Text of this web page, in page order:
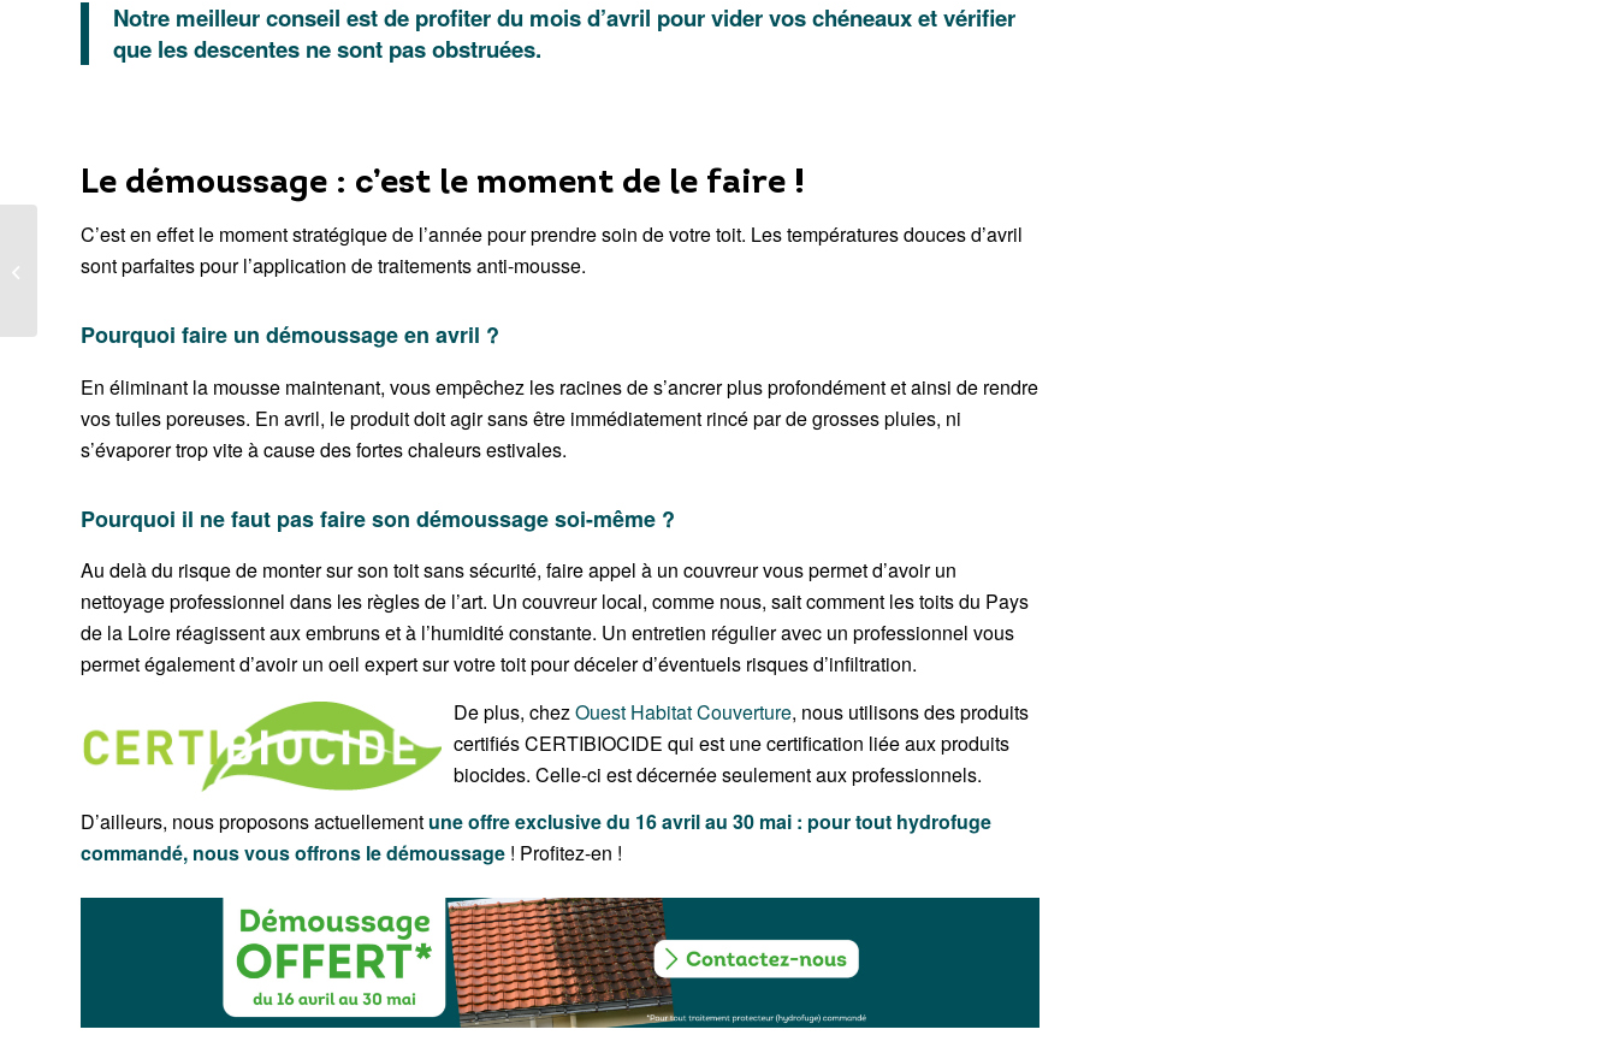
Notre meilleur conseil est de profiter du mois d’avril pour vider vos chéneaux et vérifier
que les descentes ne sont pas obstruées.
Le démoussage : c’est le moment de le faire !
C’est en effet le moment stratégique de l’année pour prendre soin de votre toit. Les températures douces d’avril
sont parfaites pour l’application de traitements anti-mousse.
Pourquoi faire un démoussage en avril ?
En éliminant la mousse maintenant, vous empêchez les racines de s’ancrer plus profondément et ainsi de rendre
vos tuiles poreuses. En avril, le produit doit agir sans être immédiatement rincé par de grosses pluies, ni
s’évaporer trop vite à cause des fortes chaleurs estivales.
Pourquoi il ne faut pas faire son démoussage soi-même ?
Au delà du risque de monter sur son toit sans sécurité, faire appel à un couvreur vous permet d’avoir un
nettoyage professionnel dans les règles de l’art. Un couvreur local, comme nous, sait comment les toits du Pays
de la Loire réagissent aux embruns et à l’humidité constante. Un entretien régulier avec un professionnel vous
permet également d’avoir un oeil expert sur votre toit pour déceler d’éventuels risques d’infiltration.
De plus, chezOuest Habitat Couverture, nous utilisons des produits
certifiés CERTIBIOCIDE qui est une certification liée aux produits
biocides. Celle-ci est décernée seulement aux professionnels.
D’ailleurs, nous proposons actuellement une offre exclusive du 16 avril au 30 mai : pour tout hydrofuge
commandé, nous vous offrons le démoussage ! Profitez-en !
Infiltration d’eau & fuite
de toiture : le guide